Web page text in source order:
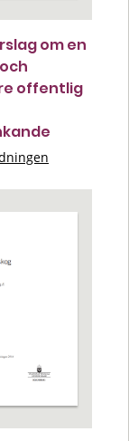
om en
offentlig